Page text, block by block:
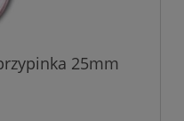
25mm